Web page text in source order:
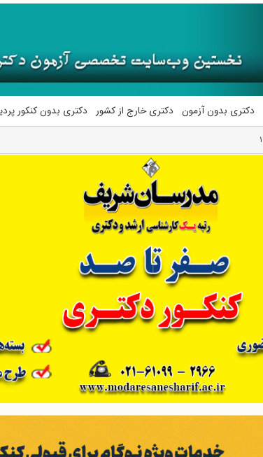
دکتری بدون آزمون دکتری خارج از کشور دکتری بدون کنکور